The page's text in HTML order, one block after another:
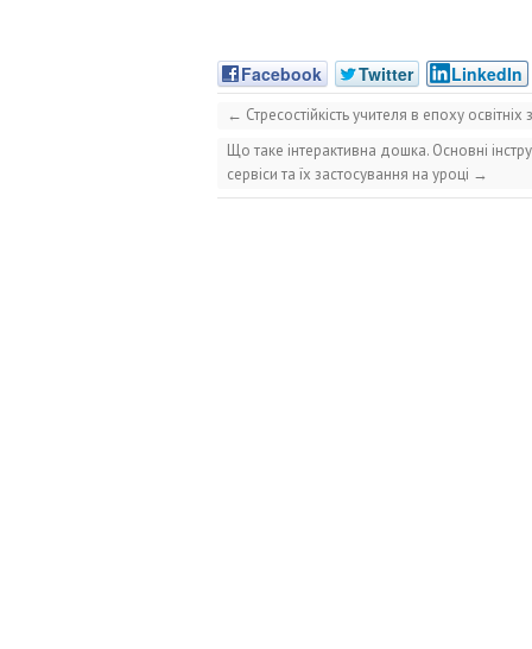
Facebook Twitter LinkedIn
← Стресостійкість учителя в епоху освітніх
Що таке інтерактивна дошка. Основні
сервіси та їх застосування на уроці →